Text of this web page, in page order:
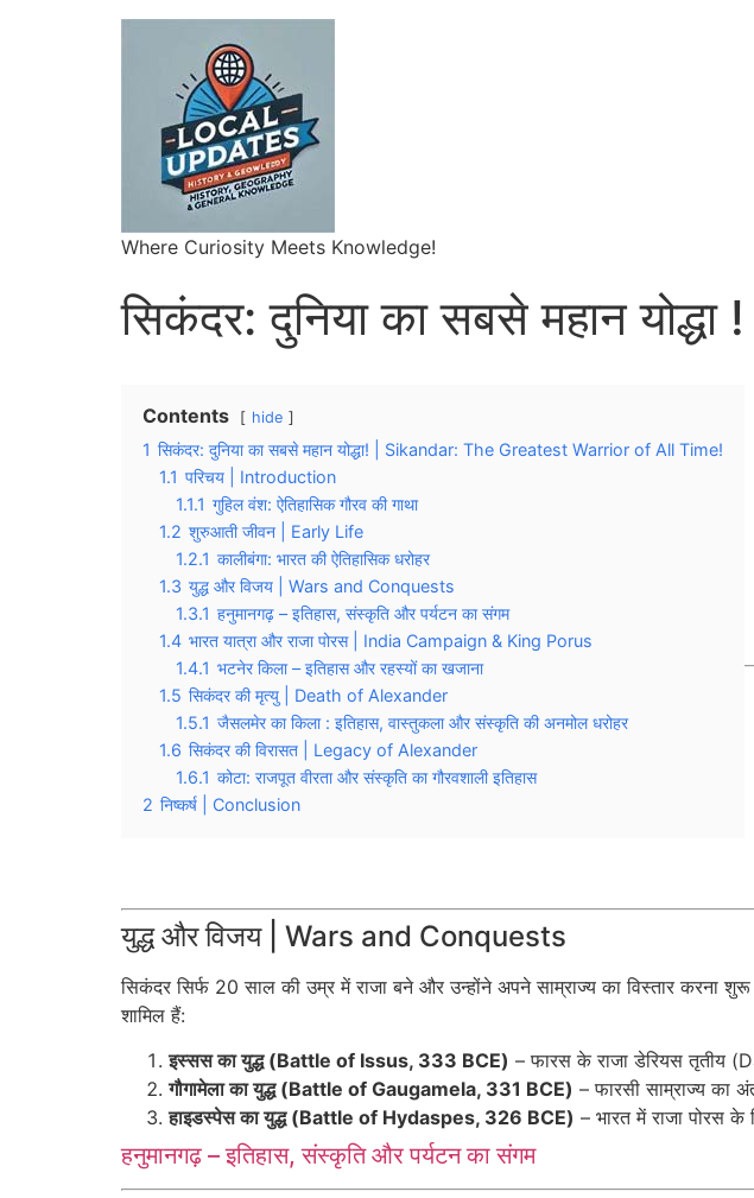
Where Curiosity Meets Knowledge!
सिकंदर: दुनिया का सबसे महान योद्धा !
Contents hide
1 सिकंदर: दुनिया का सबसे महान योद्धा! | Sikandar: The Greatest Warrior of All Time!
1.1 परिचय | Introduction
1.1.1 गुहिल वंश: ऐतिहासिक गौरव की गाथा
1.2 शुरुआती जीवन | Early Life
1.2.1 कालीबंगा: भारत की ऐतिहासिक धरोहर
1.3 युद्ध और विजय | Wars and Conquests
1.3.1 हनुमानगढ़ – इतिहास, संस्कृति और पर्यटन का संगम
1.4 भारत यात्रा और राजा पोरस | India Campaign & King Porus
1.4.1 भटनेर किला – इतिहास और रहस्यों का खजाना
1.5 सिकंदर की मृत्यु | Death of Alexander
1.5.1 जैसलमेर का किला : इतिहास, वास्तुकला और संस्कृति की अनमोल धरोहर
1.6 सिकंदर की विरासत | Legacy of Alexander
1.6.1 कोटा: राजपूत वीरता और संस्कृति का गौरवशाली इतिहास
2 निष्कर्ष | Conclusion
युद्ध और विजय | Wars and Conquests
सिकंदर सिर्फ 20 साल की उम्र में राजा बने और उन्होंने अपने साम्राज्य का विस्तार करना
शामिल हैं:
इस्सस का युद्ध (Battle of Issus, 333 BCE) – फारस के राजा डेरियस तृतीय
गौगामेला का युद्ध (Battle of Gaugamela, 331 BCE) – फारसी साम्राज्य का
हाइडस्पेस का युद्ध (Battle of Hydaspes, 326 BCE) – भारत में राजा पोरस
हनुमानगढ़ – इतिहास, संस्कृति और पर्यटन का संगम